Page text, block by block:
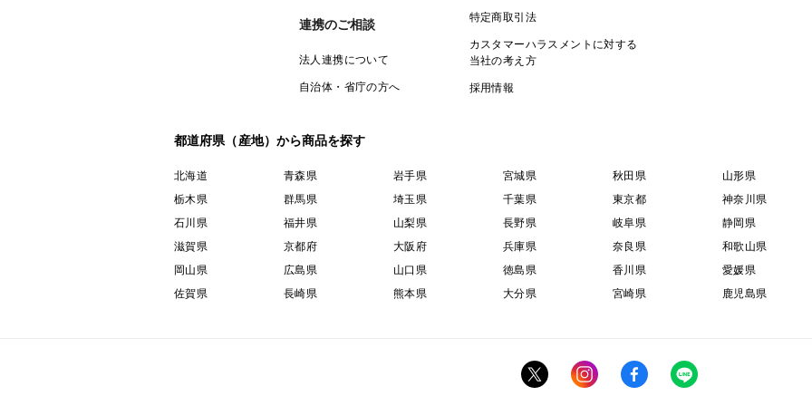
連携のご相談
法人連携について
自治体・省庁の方へ
特定商取引法
カスタマーハラスメントに対する
当社の考え方
採用情報
都道府県（産地）から商品を探す
北海道 青森県 岩手県 宮城県 秋田県 山形県
栃木県
群馬県 埼玉県 千葉県 東京都 神奈川県
石川県
福井県 山梨県 長野県 岐阜県 静岡県
滋賀県
京都府 大阪府 兵庫県 奈良県 和歌山県
岡山県
広島県 山口県 徳島県 香川県 愛媛県
佐賀県
長崎県 熊本県 大分県 宮崎県 鹿児島県